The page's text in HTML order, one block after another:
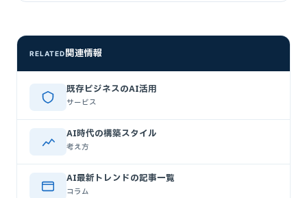
RELATED関連情報
既存ビジネスのAI活用
サービス
AI時代の構築スタイル
考え方
AI最新トレンドの記事一覧
コラム